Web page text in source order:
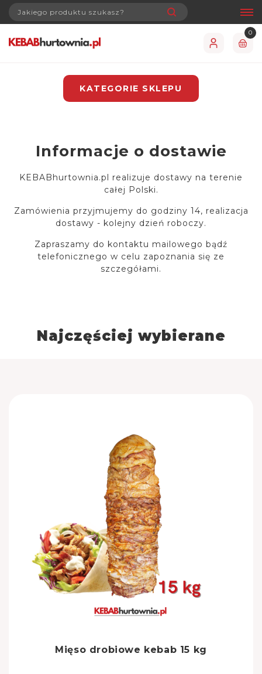
0
KATEGORIE SKLEPU
Informacje o dostawie
KEBABhurtownia.pl realizuje dostawy na terenie
całej Polski.
Zamówienia przyjmujemy do godziny 14, realizacja
dostawy - kolejny dzień roboczy.
Zapraszamy do kontaktu mailowego bądź
telefonicznego w celu zapoznania się ze
szczegółami.
Najczęściej wybierane
Mięso drobiowe kebab 15 kg